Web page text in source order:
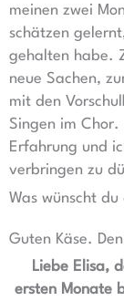
meinen zwei
schätzen
gehalten habe.
neue Sachen,
mit den
Singen im Chor.
Erfahrung und
verbringen zu
Was wünscht du
Guten Käse.
Liebe Elisa,
ersten Monate